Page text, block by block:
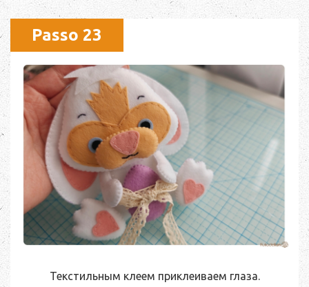
Passo 23
Текстильным клеем приклеиваем глаза.